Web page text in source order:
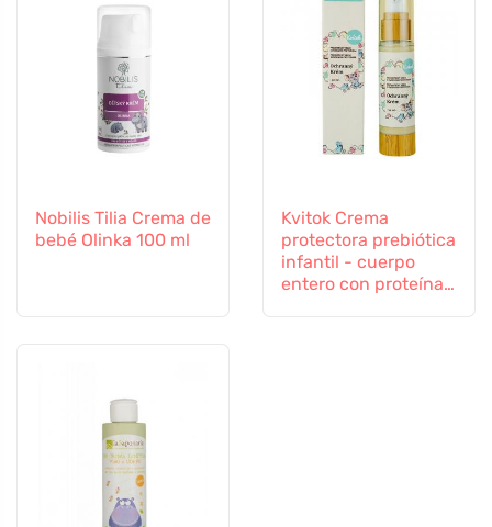
Nobilis Tilia Crema de
bebé Olinka 100 ml
Kvitok Crema
protectora prebiótica
infantil - cuerpo
entero con proteína